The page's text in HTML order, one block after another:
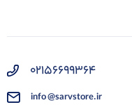
02156699364
info @sarvstore.ir